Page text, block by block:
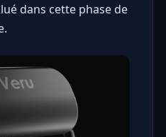
dans cette phase de